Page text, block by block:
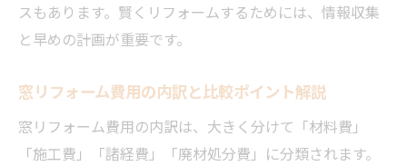
スもあります。賢くリフォームするためには、情報収集
と早めの計画が重要です。
窓リフォーム費用の内訳と比較ポイント解説
窓リフォーム費用の内訳は、大きく分けて「材料費」
「施工費」「諸経費」「廃材処分費」に分類されます。